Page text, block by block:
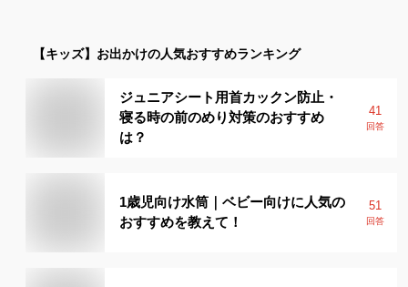
【キッズ】 お出かけの人気おすすめランキング
ジュニアシート用首カックン防止・
寝る時の前のめり対策のおすすめ
は？
41
回答
1歳児向け水筒｜ベビー向けに人気の
おすすめを教えて！
51
回答